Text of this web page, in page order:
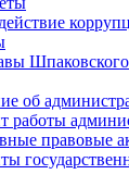
об
работы
правовые